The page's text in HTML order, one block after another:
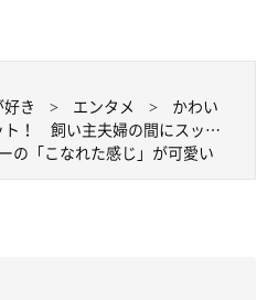
き エンタメ
かわい
ト！ 飼い主夫婦の間にスッ…
の「こなれた感じ」が可愛い